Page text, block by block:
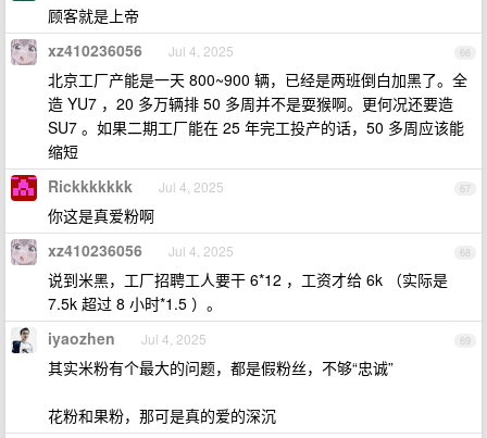
顾客就是上帝
66
xz410236056 Jul 4, 2025
北京工厂产能是一天 800~900 辆，已经是两班倒白加黑了。全
造 YU7 ，20 多万辆排 50 多周并不是耍猴啊。更何况还要造
SU7 。如果二期工厂能在 25 年完工投产的话，50 多周应该能
缩短
67
Rickkkkkkk Jul 4, 2025
你这是真爱粉啊
68
xz410236056 Jul 4, 2025
说到米黑，工厂招聘工人要干 6*12 ，工资才给 6k （实际是
7.5k 超过 8 小时*1.5 ）。
69
iyaozhen Jul 4, 2025
其实米粉有个最大的问题，都是假粉丝，不够“忠诚”
花粉和果粉，那可是真的爱的深沉